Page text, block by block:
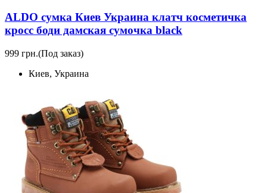
ALDO сумка Киев Украина клатч косметичка
кросс боди дамская сумочка black
999 грн.(Под заказ)
Киев, Украина